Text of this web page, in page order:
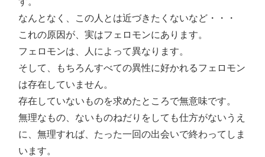
なんとなく、この人とは近づきたくないなど・・・
これの原因が、実はフェロモンにあります。
フェロモンは、人によって異なります。
そして、もちろんすべての異性に好かれるフェロモン
は存在していません。
存在していないものを求めたところで無意味です。
無理なもの、ないものねだりをしても仕方がないうえ
に、無理すれば、たった一回の出会いで終わってしま
います。